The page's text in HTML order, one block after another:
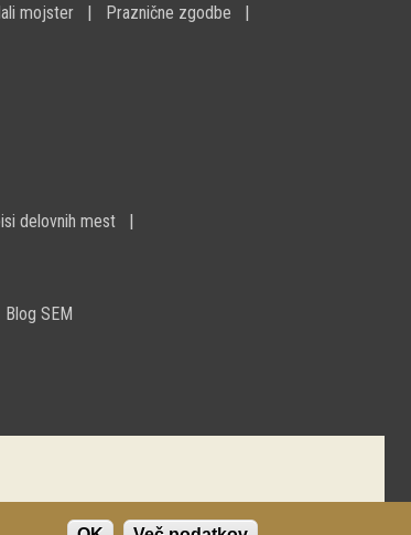
mojster
Praznične zgodbe
delovnih mest
Blog SEM